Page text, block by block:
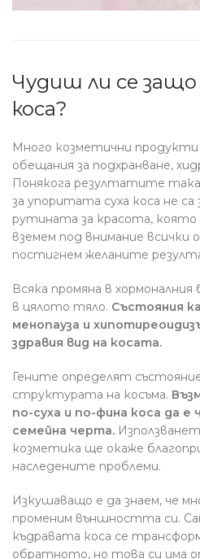
Чудиш ли се
коса?
Много козметични
обещания за подхранване,
Понякога резултатите
за упоритата суха коса не
рутината за красота, която
вземем под внимание всички
постигнем желаните
Всяка промяна в
в цялото тяло. Състояния
менопауза и
здравия вид на косата.
Гените определят
структурата на косъма.
по-суха и по-фина коса да
семейна черта.
козметика ще окаже
наследените проблеми.
Изкушаващо е да знаем, че
променим външността си.
къдравата коса се
обратното, но това си има